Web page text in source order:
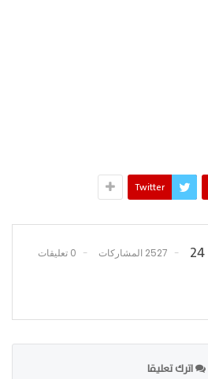
Twitter
2527 المشاركات 0 تعليقات
اترك تعليقا